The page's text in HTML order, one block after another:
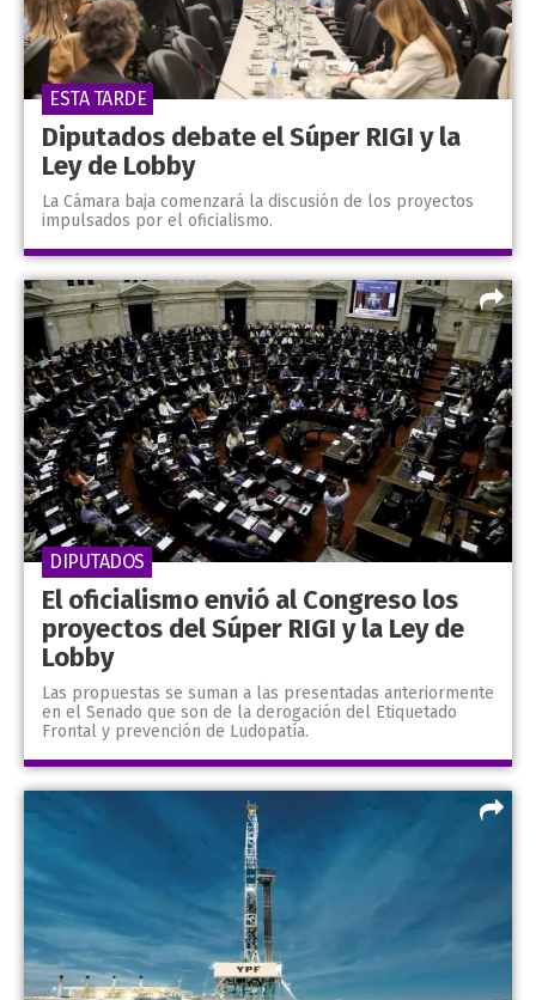
Diputados debate el Súper RIGI y la
Ley de Lobby
La Cámara baja comenzará la discusión de los proyectos
impulsados por el oficialismo.
ESTA TARDE
El oficialismo envió al Congreso los
proyectos del Súper RIGI y la Ley de
Lobby
Las propuestas se suman a las presentadas anteriormente
en el Senado que son de la derogación del Etiquetado
Frontal y prevención de Ludopatía.
DIPUTADOS